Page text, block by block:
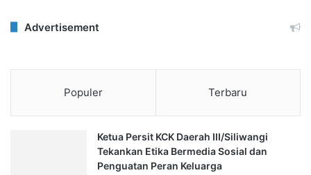
Advertisement
Populer Terbaru
Ketua Persit KCK Daerah III/Siliwangi
Tekankan Etika Bermedia Sosial dan
Penguatan Peran Keluarga